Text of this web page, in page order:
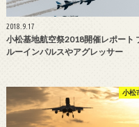
2018.9.17
小松基地航空祭2018開催レポート
ルーインパルスやアグレッサー
小松